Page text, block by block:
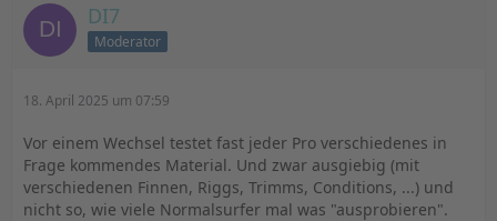
DI7
Moderator
18. April 2025 um 07:59
Vor einem Wechsel testet fast jeder Pro verschiedenes in
Frage kommendes Material. Und zwar ausgiebig (mit
verschiedenen Finnen, Riggs, Trimms, Conditions, ...) und
nicht so, wie viele Normalsurfer mal was "ausprobieren".